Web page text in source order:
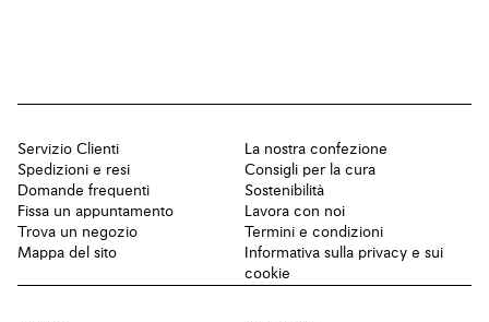
Servizio Clienti
Spedizioni e resi
Domande frequenti
Fissa un appuntamento
Trova un negozio
Mappa del sito
La nostra confezione
Consigli per la cura
Sostenibilità
Lavora con noi
Termini e condizioni
Informativa sulla privacy e sui
cookie